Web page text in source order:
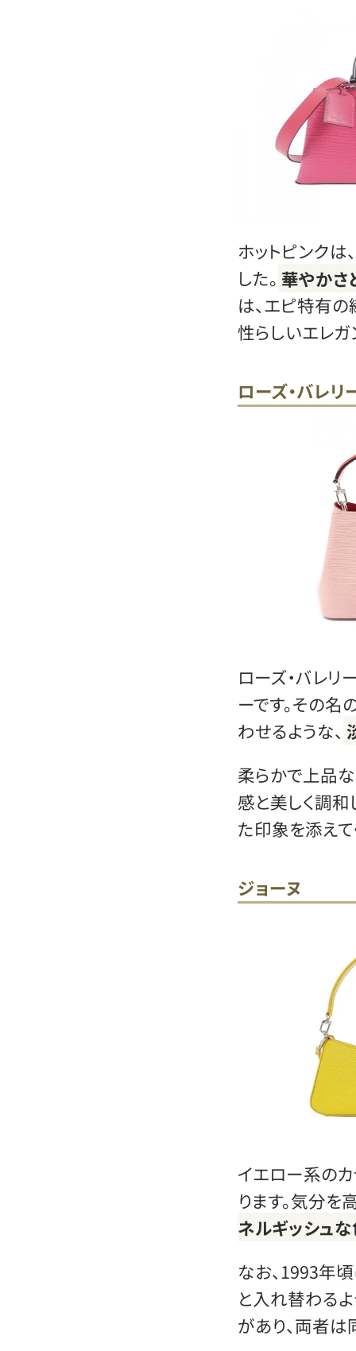
ホットピンク
した。 華やかさ
は、エピ特有
性らしいエレガ
ローズ・バレリ
ローズ・バレリ
ーです。その名
わせるような、
柔らかで上品
感と美しく調
た印象を添えて
ジョーヌ
イエロー系の
ります。気分を
ネルギッシュ
なお、1993年
と入れ替わる
があり、両者は